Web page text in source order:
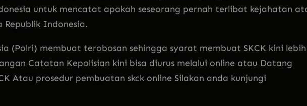
untuk mencatat apakah seseorang pernah terlibat kejahatan
Indonesia.
(Polri) membuat terobosan sehingga syarat membuat SKCK kini lebih
Catatan Kepolisian kini bisa diurus melalui online atau Datang
Atau prosedur pembuatan skck online Silakan anda kunjungi